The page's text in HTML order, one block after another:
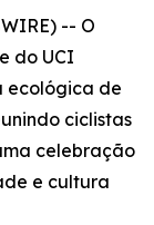
-- O
do UCI
ecológica de
ciclistas
celebração
e cultura